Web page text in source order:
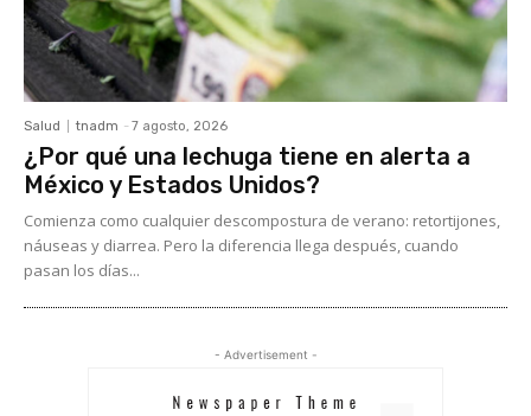
Salud tnadm - 7 agosto, 2026
¿Por qué una lechuga tiene en alerta a
México y Estados Unidos?
Comienza como cualquier descompostura de verano: retortijones,
náuseas y diarrea. Pero la diferencia llega después, cuando
pasan los días...
- Advertisement -